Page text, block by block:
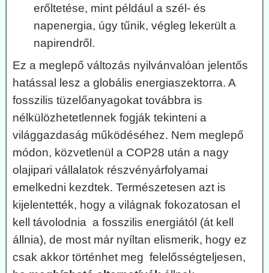
erőltetése, mint például a szél- és
napenergia, úgy tűnik, végleg lekerült a
napirendről.
Ez a meglepő változás nyilvánvalóan jelentős
hatással lesz a globális energiaszektorra. A
fosszilis tüzelőanyagokat továbbra is
nélkülözhetetlennek fogják tekinteni a
világgazdaság működéséhez. Nem meglepő
módon, közvetlenül a COP28 után a nagy
olajipari vállalatok részvényárfolyamai
emelkedni kezdtek. Természetesen azt is
kijelentették, hogy a világnak fokozatosan el
kell távolodnia a fosszilis energiától (át kell
állnia), de most már nyíltan elismerik, hogy ez
csak akkor történhet meg felelősségteljesen,